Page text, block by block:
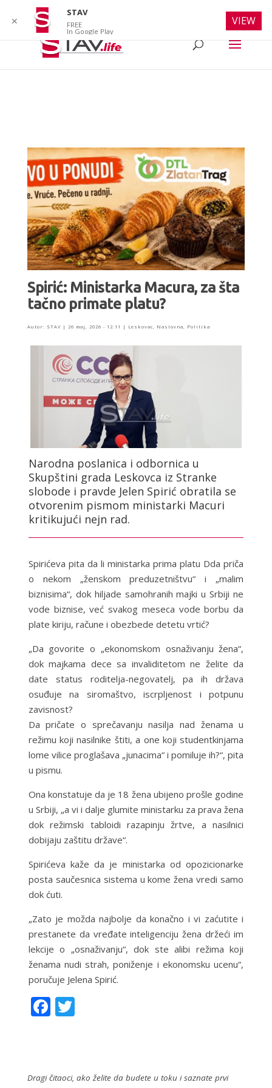
Spirić: Ministarka Macura, za šta
tačno primate platu?
Autor: STAV| 26 maj, 2026 - 12:11 | Leskovac Naslovna Politika
Narodna poslanica i odbornica u
Skupštini grada Leskovca iz Stranke
slobode i pravde Jelen Spirić obratila se
otvorenim pismom ministarki Macuri
kritikujući nejn rad.
Spirićeva pita da li ministarka prima platu Dda priča
o nekom „ženskom preduzetništvu“ i „malim
biznisima“, dok hiljade samohranih majki u Srbiji ne
vode biznise, već svakog meseca vode borbu da
plate kiriju, račune i obezbede detetu vrtić?
„Da govorite o „ekonomskom osnaživanju žena“,
dok majkama dece sa invaliditetom ne želite da
date status roditelja-negovatelj, pa ih država
osuđuje na siromaštvo, iscrpljenost i potpunu
zavisnost?
Da pričate o sprečavanju nasilja nad ženama u
režimu koji nasilnike štiti, a one koji studentkinjama
lome vilice proglašava „junacima“ i pomiluje ih?“, pita
u pismu.
Ona konstatuje da je 18 žena ubijeno prošle godine
u Srbiji, „a vi i dalje glumite ministarku za prava žena
dok režimski tabloidi razapinju žrtve, a nasilnici
dobijaju zaštitu države“.
Spirićeva kaže da je ministarka od opozicionarke
posta saučesnica sistema u kome žena vredi samo
dok ćuti.
„Zato je možda najbolje da konačno i vi zaćutite i
prestanete da vređate inteligenciju žena držeći im
lekcije o „osnaživanju“, dok ste alibi režima koji
ženama nudi strah, poniženje i ekonomsku ucenu“,
poručuje Jelena Spirić.
F T
Dragi čitaoci, ako želite da budete u toku i saznate prvi
✕
STAV
FREE
In Google Play
VIEW